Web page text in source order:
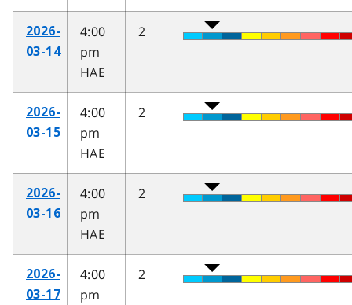
2026-
03-14
4:00
pm
HAE
2
2026-
03-15
4:00
pm
HAE
2
2026-
03-16
4:00
pm
HAE
2
2026-
03-17
4:00
pm
2